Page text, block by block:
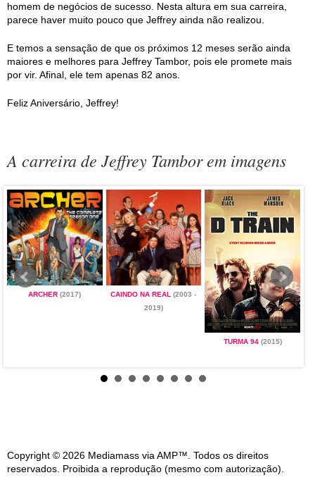
homem de negócios de sucesso. Nesta altura em sua carreira,
parece haver muito pouco que Jeffrey ainda não realizou.
E temos a sensação de que os próximos 12 meses serão ainda
maiores e melhores para Jeffrey Tambor, pois ele promete mais
por vir. Afinal, ele tem apenas 82 anos.
Feliz Aniversário, Jeffrey!
A carreira de Jeffrey Tambor em imagens
ARCHER (2017) CAINDO NA REAL (2003 -
2019)
TURMA 94(2015)
Copyright © 2026 Mediamass via AMP™. Todos os direitos
reservados. Proibida a reprodução (mesmo com autorização).